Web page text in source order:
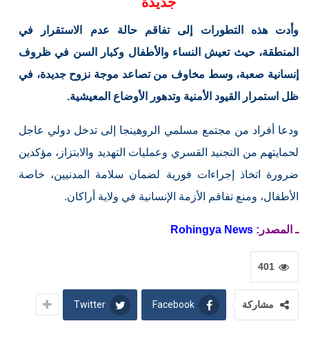
وأدت هذه التطورات إلى تفاقم حالة عدم الاستقرار في
المنطقة، حيث تعيش النساء والأطفال وكبار السن في ظروف
إنسانية صعبة، وسط مخاوف من تصاعد موجة نزوح جديدة، في
ظل استمرار القيود الأمنية وتدهور الأوضاع المعيشية.
ودعا أفراد من مجتمع مسلمي الروهينجا إلى تدخل دولي عاجل
لحمايتهم من التجنيد القسري وعمليات التهديد والابتزاز، مؤكدين
ضرورة اتخاذ إجراءات فورية لضمان سلامة المدنيين، خاصة
الأطفال، ومنع تفاقم الأزمة الإنسانية في ولاية أراكان.
ـ المصدر:
401
مشاركة Facebook
Twitter